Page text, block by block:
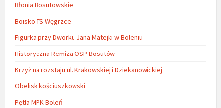
Błonia Bosutowskie
Boisko TS Węgrzce
Figurka przy Dworku Jana Matejki w Boleniu
Historyczna Remiza OSP Bosutów
Krzyż na rozstaju ul. Krakowskiej i Dziekanowickiej
Obelisk kościuszkowski
Pętla MPK Boleń